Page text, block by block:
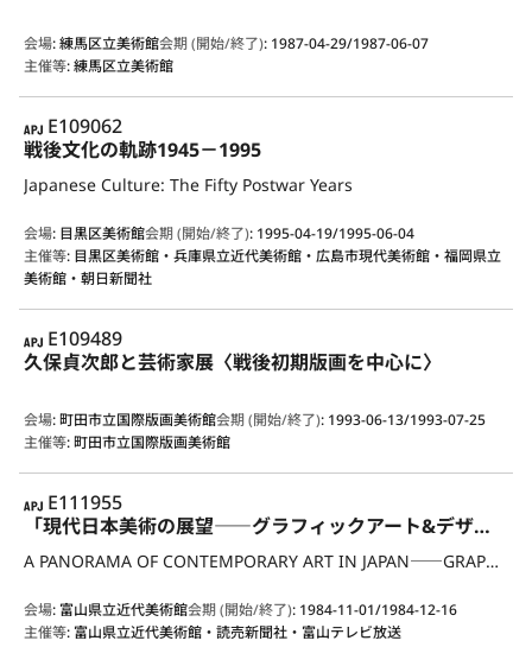
会場:練馬区立美術館会期 (開始/終了): 1987-04-29/1987-06-07
主催等:練馬区立美術館
APJ
E109062
戦後文化の軌跡1945－1995
Japanese Culture: The Fifty Postwar Years
会場: 目黒区美術館会期 (開始/終了): 1995-04-19/1995-06-04
主催等: 目黒区美術館・兵庫県立近代美術館・広島市現代美術館・福岡県立
美術館・朝日新聞社
APJ
E109489
久保貞次郎と芸術家展〈戦後初期版画を中心に〉
会場:町田市立国際版画美術館会期 (開始/終了): 1993-06-13/1993-07-25
主催等:町田市立国際版画美術館
APJ
E111955
「現代日本美術の展望――グラフィックアート&デザイン」展
A PANORAMA OF CONTEMPORARY ART IN JAPAN――GRAPHIC ART & DESIGN
会場: 富山県立近代美術館会期 (開始/終了): 1984-11-01/1984-12-16
主催等: 富山県立近代美術館・読売新聞社・富山テレビ放送